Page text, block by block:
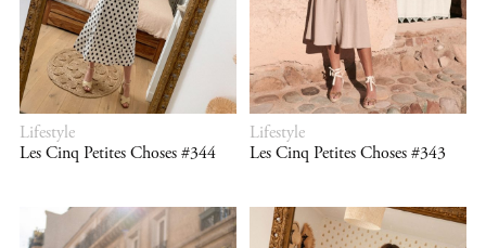
Lifestyle
Les Cinq Petites Choses #344
Lifestyle
Les Cinq Petites Choses #343